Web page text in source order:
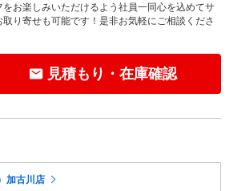
お楽しみいただけるよう社員一同心を込めてサ
り寄せも可能です！是非お気軽にご相談くださ
見積もり・在庫確認
加古川店